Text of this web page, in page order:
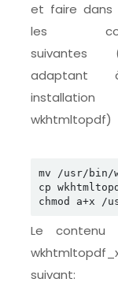
et faire dans
les
adaptant
wkhtmltopdf)
mv /usr/bin/
cp
Le contenu
suivant: